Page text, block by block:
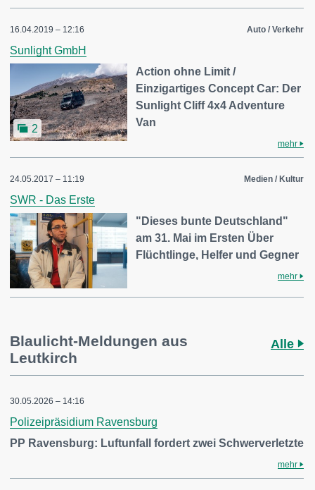
16.04.2019 – 12:16 Auto / Verkehr
Sunlight GmbH
2
Action ohne Limit /
Einzigartiges Concept Car: Der
Sunlight Cliff 4x4 Adventure
Van
mehr
24.05.2017 – 11:19 Medien / Kultur
SWR - Das Erste
"Dieses bunte Deutschland"
am 31. Mai im Ersten Über
Flüchtlinge, Helfer und Gegner
mehr
Blaulicht-Meldungen aus
Leutkirch
Alle
30.05.2026 – 14:16
Polizeipräsidium Ravensburg
PP Ravensburg: Luftunfall fordert zwei Schwerverletzte
mehr